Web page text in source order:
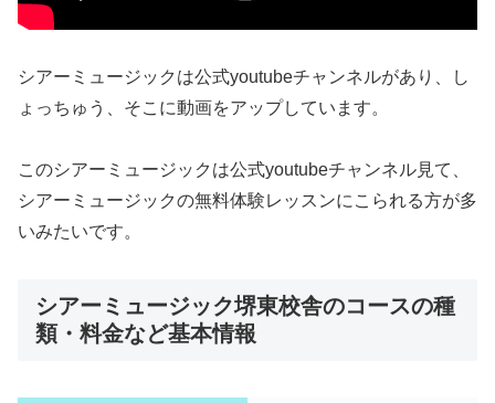
シアーミュージックは公式youtubeチャンネルがあり、し
ょっちゅう、そこに動画をアップしています。
このシアーミュージックは公式youtubeチャンネル見て、
シアーミュージックの無料体験レッスンにこられる方が多
いみたいです。
シアーミュージック堺東校舎のコースの種
類・料金など基本情報